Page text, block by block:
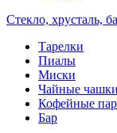
Стекло, хрусталь,
Тарелки
Пиалы
Миски
Чайные чашки
Кофейные
Бар